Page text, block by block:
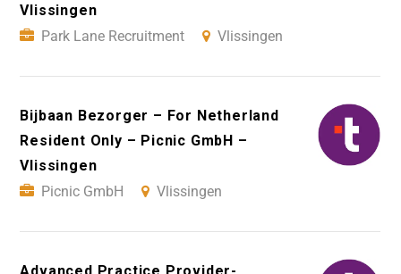
Vlissingen
Park Lane Recruitment
Vlissingen
Bijbaan Bezorger – For Netherland
Resident Only – Picnic GmbH –
Vlissingen
Picnic GmbH
Vlissingen